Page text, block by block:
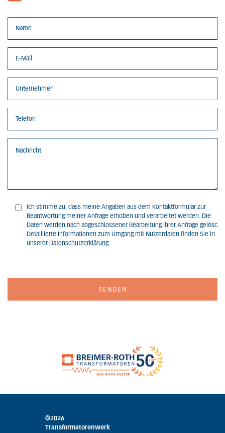
Ich stimme zu, dass meine Angaben aus dem Kontaktformular zur
Beantwortung meiner Anfrage erhoben und verarbeitet werden. Die
Daten werden nach abgeschlossener Bearbeitung Ihrer Anfrage gelöscht.
Detaillierte Informationen zum Umgang mit Nutzerdaten finden Sie in
unserer Datenschutzerklärung.
©2026
Transformatorenwerk